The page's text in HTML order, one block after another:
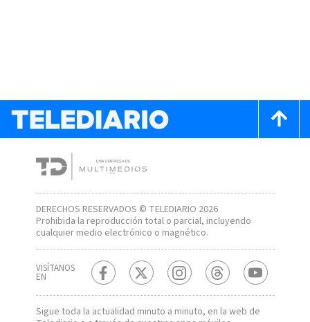
DERECHOS RESERVADOS © TELEDIARIO 2026
Prohibida la reproducción total o parcial, incluyendo
cualquier medio electrónico o magnético.
VISÍTANOS
EN
Sigue toda la actualidad minuto a minuto, en la web de